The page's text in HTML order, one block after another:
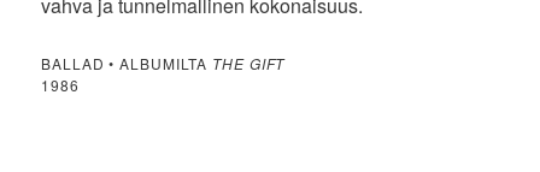
vahva ja tunnelmallinen kokonaisuus.
BALLAD • ALBUMILTA THE GIFT
1986